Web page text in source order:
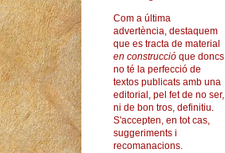
Com a última
advertència, destaquem
que es tracta de material
en construcció que doncs
no té la perfecció de
textos publicats amb una
editorial, pel fet de no ser,
ni de bon tros, definitiu.
S'accepten, en tot cas,
suggeriments i
recomanacions.